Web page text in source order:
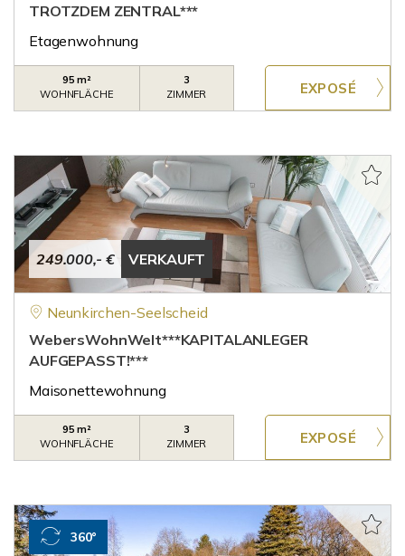
TROTZDEM ZENTRAL***
Etagenwohnung
95 m²
WOHNFLÄCHE
3
ZIMMER
249.000,- € VERKAUFT
Neunkirchen-Seelscheid
WebersWohnWelt***KAPITALANLEGER
AUFGEPASST!***
Maisonettewohnung
95 m²
WOHNFLÄCHE
3
ZIMMER
360°